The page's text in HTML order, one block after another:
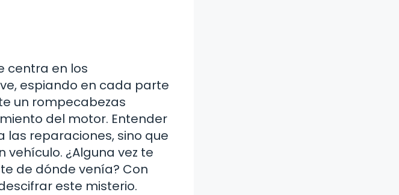
centra en los
espiando en cada parte
un rompecabezas
del motor. Entender
reparaciones, sino que
¿Alguna vez te
de dónde venía? Con
este misterio.